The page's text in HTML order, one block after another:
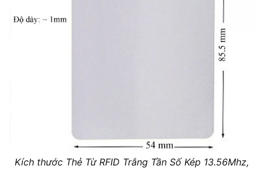
Kích thước Thẻ Từ RFID Trắng Tần Số Kép 13.56Mhz,